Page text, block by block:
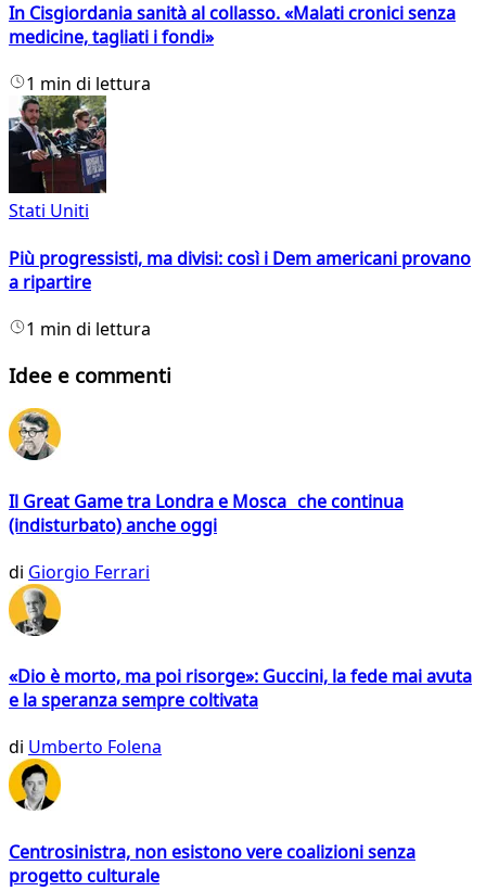
In Cisgiordania sanità al collasso. «Malati cronici senza
medicine, tagliati i fondi»
1 min di lettura
Stati Uniti
Più progressisti, ma divisi: così i Dem americani provano
a ripartire
1 min di lettura
Idee e commenti
Il Great Game tra Londra e Mosca che continua
(indisturbato) anche oggi
di Giorgio Ferrari
«Dio è morto, ma poi risorge»: Guccini, la fede mai avuta
e la speranza sempre coltivata
di Umberto Folena
Centrosinistra, non esistono vere coalizioni senza
progetto culturale